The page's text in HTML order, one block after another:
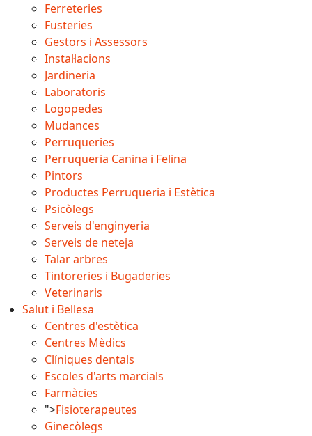
Ferreteries
Fusteries
Gestors i Assessors
Instal·lacions
Jardineria
Laboratoris
Logopedes
Mudances
Perruqueries
Perruqueria Canina i Felina
Pintors
Productes Perruqueria i Estètica
Psicòlegs
Serveis d'enginyeria
Serveis de neteja
Talar arbres
Tintoreries i Bugaderies
Veterinaris
Salut i Bellesa
Centres d'estètica
Centres Mèdics
Clíniques dentals
Escoles d'arts marcials
Farmàcies
">Fisioterapeutes
Ginecòlegs